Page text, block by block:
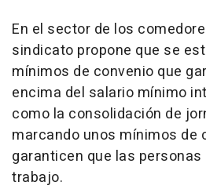
En el sector de los
sindicato propone que se
mínimos de convenio que
encima del salario mínimo
como la consolidación de
marcando unos mínimos de
garanticen que las
trabajo.